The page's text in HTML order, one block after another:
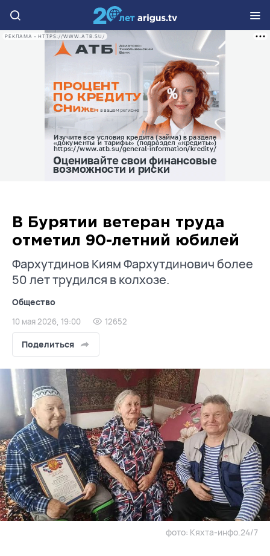
РЕКЛАМА • HTTPS://WWW.ATB.SU/
В Бурятии ветеран труда
отметил 90-летний юбилей
Фархутдинов Киям Фархутдинович более
50 лет трудился в колхозе.
Общество
10 мая 2026, 19:00 12652
Поделиться
фото: Кяхта-инфо.24/7